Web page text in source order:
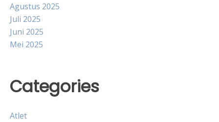
Agustus 2025
Juli 2025
Juni 2025
Mei 2025
Categories
Atlet